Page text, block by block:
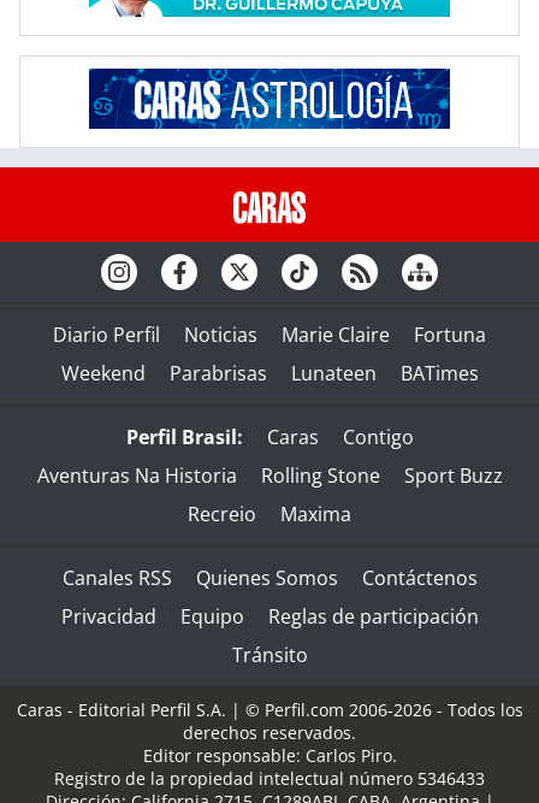
Diario Perfil Noticias Marie Claire
Fortuna
Weekend
Parabrisas Lunateen BATimes
Perfil Brasil: Caras
Contigo
Aventuras Na Historia
Rolling Stone
Sport Buzz
Recreio
Maxima
Canales RSS Quienes Somos
Contáctenos
Privacidad
Equipo
Reglas de participación
Tránsito
Caras - Editorial Perfil S.A. | © Perfil.com 2006-2026 - Todos los
derechos reservados.
Editor responsable: Carlos Piro.
Registro de la propiedad intelectual número 5346433